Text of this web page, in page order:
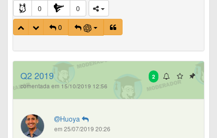
0
0
0
2
Q2 2019
comentada em 15/10/2019 12:56
Huoya
em 25/07/2019 20:26